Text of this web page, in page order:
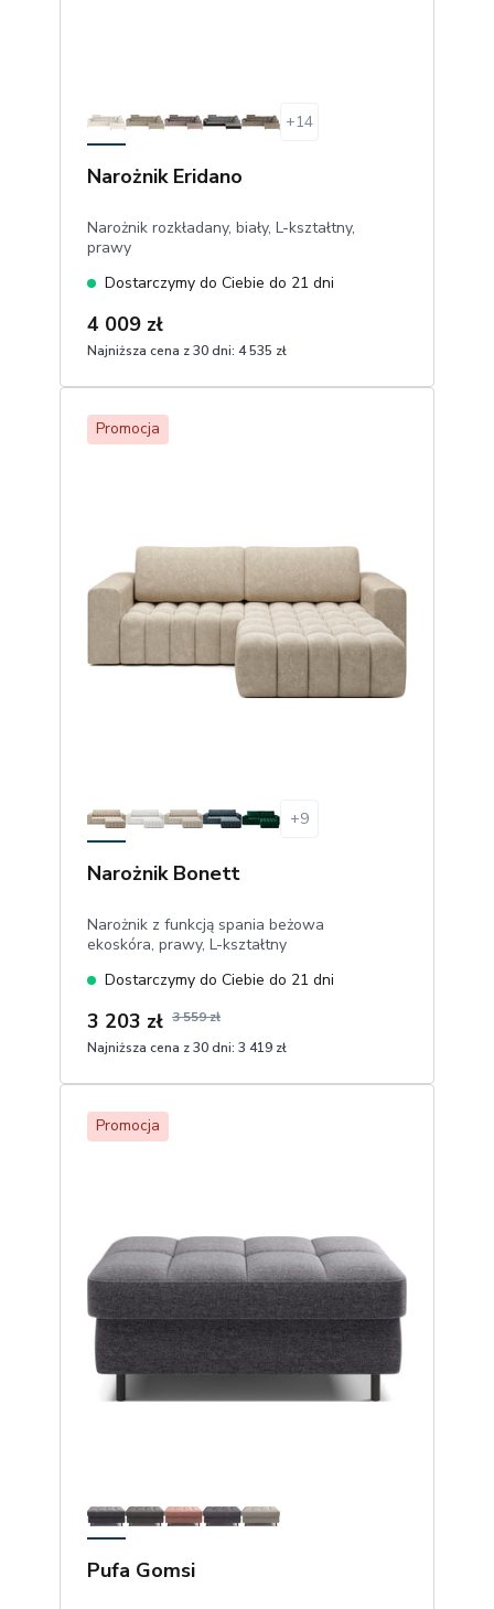
+14
Narożnik Eridano
Narożnik rozkładany, biały, L-kształtny,
prawy
Dostarczymy do Ciebie do 21 dni
4 009 zł
Najniższa cena z 30 dni: 4 535 zł
1
Promocja
+9
Narożnik Bonett
Narożnik z funkcją spania beżowa
ekoskóra, prawy, L-kształtny
Dostarczymy do Ciebie do 21 dni
3 203 zł 3 559 zł
Najniższa cena z 30 dni: 3 419 zł
1
Promocja
Pufa Gomsi